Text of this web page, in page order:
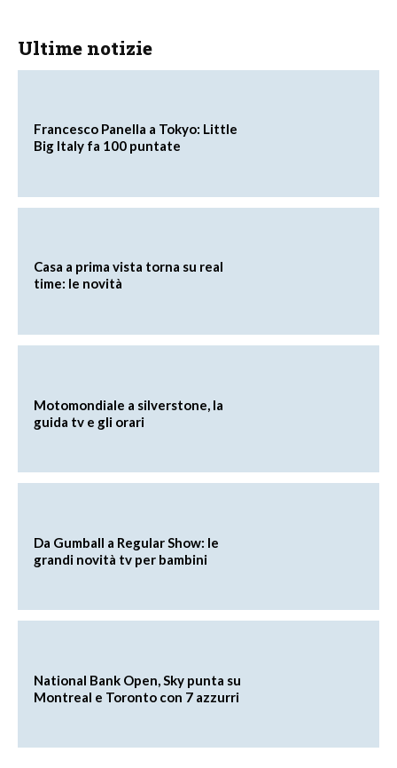
Ultime notizie
Francesco Panella a Tokyo: Little
Big Italy fa 100 puntate
Casa a prima vista torna su real
time: le novità
Motomondiale a silverstone, la
guida tv e gli orari
Da Gumball a Regular Show: le
grandi novità tv per bambini
National Bank Open, Sky punta su
Montreal e Toronto con 7 azzurri